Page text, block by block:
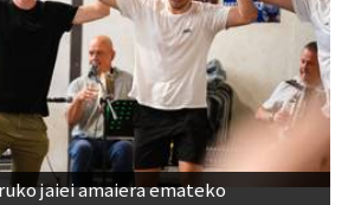
jaiei amaiera emateko